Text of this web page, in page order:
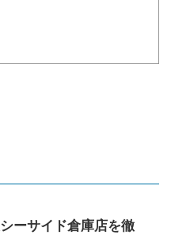
ーサイド倉庫店を徹